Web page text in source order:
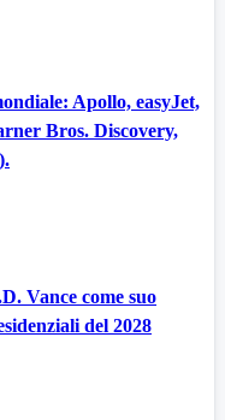
Apollo, easyJet,
Bros. Discovery,
Vance come suo
del 2028